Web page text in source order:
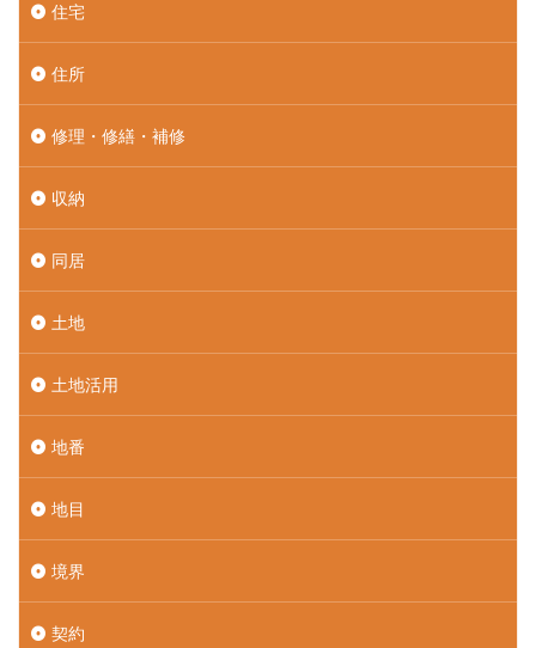
住宅
住所
修理・修繕・補修
収納
同居
土地
土地活用
地番
地目
境界
契約